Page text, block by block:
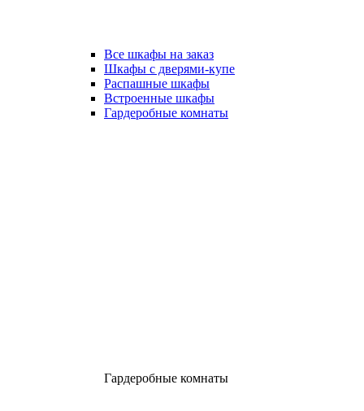
Все шкафы на заказ
Шкафы с дверями-купе
Распашные шкафы
Встроенные шкафы
Гардеробные комнаты
Гардеробные комнаты